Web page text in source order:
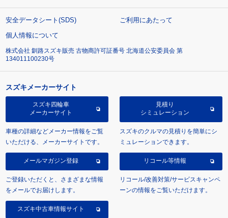
安全データシート(SDS)
ご利用にあたって
個人情報について
株式会社 釧路スズキ販売 古物商許可証番号 北海道公安委員会 第
134011100230号
スズキメーカーサイト
スズキ四輪車
メーカーサイト
車種の詳細などメーカー情報をご覧
いただける、メーカーサイトです。
見積り
シミュレーション
スズキのクルマの見積りを簡単にシ
ミュレーションできます。
メールマガジン登録
ご登録いただくと、さまざまな情報
をメールでお届けします。
リコール等情報
リコール/改善対策/サービスキャンペ
ーンの情報をご覧いただけます。
スズキ中古車情報サイト